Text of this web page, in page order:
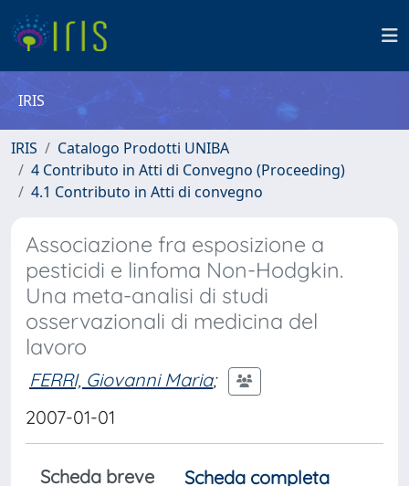
IRIS
IRIS
Catalogo Prodotti UNIBA
4 Contributo in Atti di Convegno (Proceeding)
4.1 Contributo in Atti di convegno
Associazione fra esposizione a
pesticidi e linfoma Non-Hodgkin.
Una meta-analisi di studi
osservazionali di medicina del
lavoro
FERRI, Giovanni Maria;
2007-01-01
Scheda breve
Scheda completa